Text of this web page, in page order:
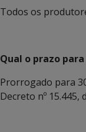
Todos os
Qual o prazo
Prorrogado para
Decreto nº 15.445,